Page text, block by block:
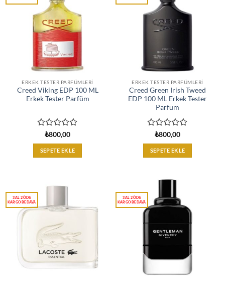
ERKEK TESTER PARFÜMLERI
Creed Viking EDP 100 ML
Erkek Tester Parfüm
üzerinden
0
oy
₺800,00
SEPETE EKLE
ERKEK TESTER PARFÜMLERI
Creed Green Irish Tweed
EDP 100 ML Erkek Tester
Parfüm
üzerinden
0
oy
₺800,00
SEPETE EKLE